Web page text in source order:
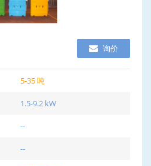
询价
5-35 吨
1.5-9.2 kW
--
--